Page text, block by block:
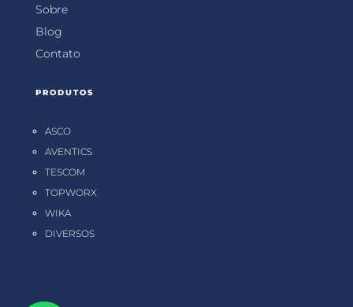
Sobre
Blog
Contato
PRODUTOS
ASCO
AVENTICS
TESCOM
TOPWORX
WIKA
DIVERSOS